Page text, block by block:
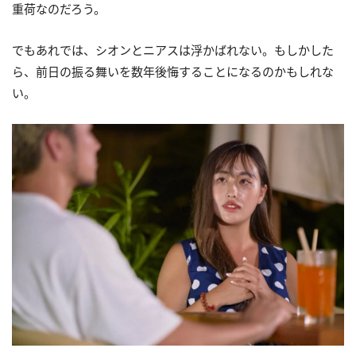
重荷なのだろう。
でもあれでは、シオンとニアスは浮かばれない。もしかした
ら、前日の振る舞いを数年後悔することになるのかもしれな
い。